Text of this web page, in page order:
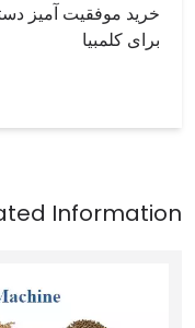
برای کلمبیا